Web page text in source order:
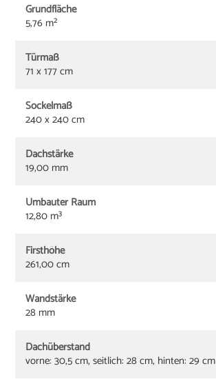
Grundfläche
5,76 m²
Türmaß
71 x 177 cm
Sockelmaß
240 x 240 cm
Dachstärke
19,00 mm
Umbauter Raum
12,80 m³
Firsthöhe
261,00 cm
Wandstärke
28 mm
Dachüberstand
vorne: 30,5 cm, seitlich: 28 cm, hinten: 29 cm